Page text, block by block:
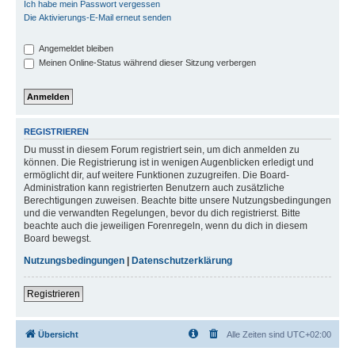
Ich habe mein Passwort vergessen
Die Aktivierungs-E-Mail erneut senden
Angemeldet bleiben
Meinen Online-Status während dieser Sitzung verbergen
REGISTRIEREN
Du musst in diesem Forum registriert sein, um dich anmelden zu
können. Die Registrierung ist in wenigen Augenblicken erledigt und
ermöglicht dir, auf weitere Funktionen zuzugreifen. Die Board-
Administration kann registrierten Benutzern auch zusätzliche
Berechtigungen zuweisen. Beachte bitte unsere Nutzungsbedingungen
und die verwandten Regelungen, bevor du dich registrierst. Bitte
beachte auch die jeweiligen Forenregeln, wenn du dich in diesem
Board bewegst.
Nutzungsbedingungen
Datenschutzerklärung
Registrieren
Übersicht Alle Zeiten sind UTC+02:00